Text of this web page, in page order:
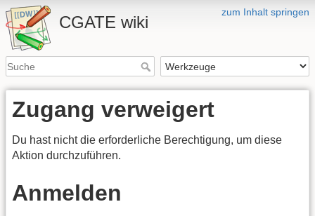
zum Inhalt springen
CGATE wiki
Zugang verweigert
Du hast nicht die erforderliche Berechtigung, um diese
Aktion durchzuführen.
Anmelden